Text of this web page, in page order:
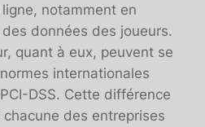
notamment en
données des joueurs.
quant à eux, peuvent se
internationales
DSS. Cette différence
des entreprises